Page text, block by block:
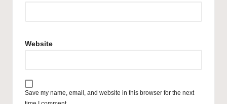
Website
Save my name, email, and website in this browser for the next